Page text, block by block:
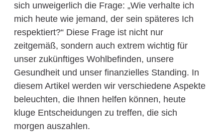
sich unweigerlich die Frage: „Wie verhalte ich
mich heute wie jemand, der sein späteres Ich
respektiert?“ Diese Frage ist nicht nur
zeitgemäß, sondern auch extrem wichtig für
unser zukünftiges Wohlbefinden, unsere
Gesundheit und unser finanzielles Standing. In
diesem Artikel werden wir verschiedene Aspekte
beleuchten, die Ihnen helfen können, heute
kluge Entscheidungen zu treffen, die sich
morgen auszahlen.